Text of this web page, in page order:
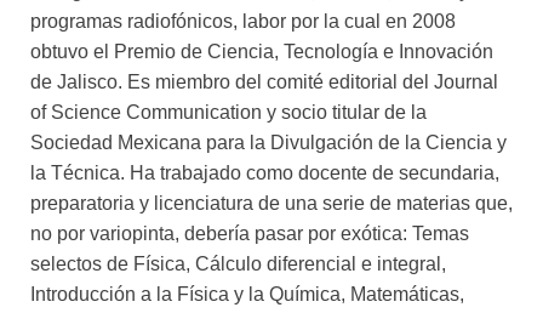
programas radiofónicos, labor por la cual en 2008
obtuvo el Premio de Ciencia, Tecnología e Innovación
de Jalisco. Es miembro del comité editorial del Journal
of Science Communication y socio titular de la
Sociedad Mexicana para la Divulgación de la Ciencia y
la Técnica. Ha trabajado como docente de secundaria,
preparatoria y licenciatura de una serie de materias que,
no por variopinta, debería pasar por exótica: Temas
selectos de Física, Cálculo diferencial e integral,
Introducción a la Física y la Química, Matemáticas,